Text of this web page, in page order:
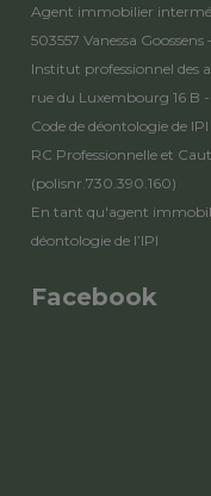
Agent immobilier
503557 Vanessa
Institut professionnel des
rue du Luxembourg 16 B
Code de déontologie de IPI
RC Professionnelle et
(polisnr.730.390.160)
En tant qu'agent
déontologie de l’IPI
Facebook